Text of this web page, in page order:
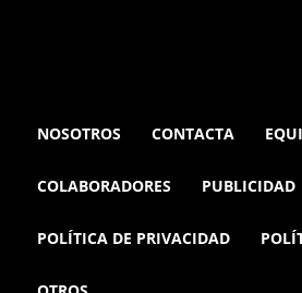
NOSOTROS CONTACTA
COLABORADORES PUBLICIDAD
POLÍTICA DE PRIVACIDAD